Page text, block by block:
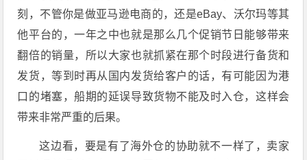
刻，不管你是做亚马逊电商的，还是eBay、沃尔玛等其
他平台的，一年之中也就是那么几个促销节日能够带来
翻倍的销量，所以大家也就抓紧在那个时段进行备货和
发货，等到时再从国内发货给客户的话，有可能因为港
口的堵塞，船期的延误导致货物不能及时入仓，这样会
带来非常严重的后果。
这边看，要是有了海外仓的协助就不一样了，卖家